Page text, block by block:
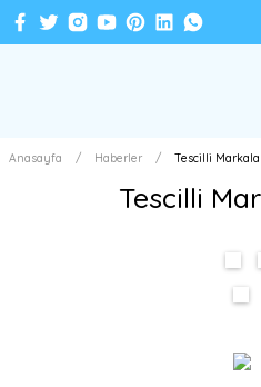
Anasayfa Haberler Tescilli
Tescilli